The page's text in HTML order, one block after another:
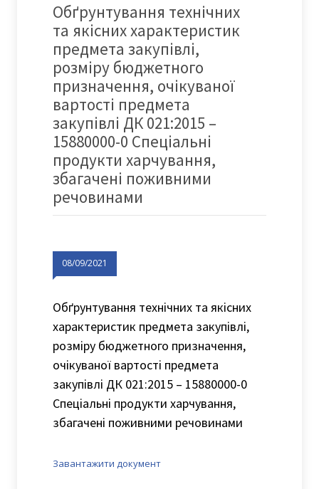
Обґрунтування технічних
та якісних характеристик
предмета закупівлі,
розміру бюджетного
призначення, очікуваної
вартості предмета
закупівлі ДК 021:2015 –
15880000-0 Спеціальні
продукти харчування,
збагачені поживними
речовинами
08/09/2021
Обґрунтування технічних та якісних
характеристик предмета закупівлі,
розміру бюджетного призначення,
очікуваної вартості предмета
закупівлі ДК 021:2015 – 15880000-0
Спеціальні продукти харчування,
збагачені поживними речовинами
Завантажити документ